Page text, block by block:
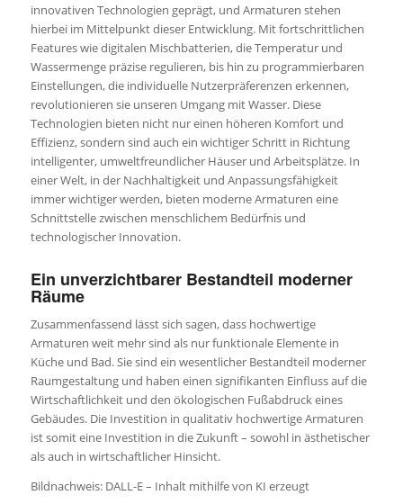
innovativen Technologien geprägt, und Armaturen stehen
hierbei im Mittelpunkt dieser Entwicklung. Mit fortschrittlichen
Features wie digitalen Mischbatterien, die Temperatur und
Wassermenge präzise regulieren, bis hin zu programmierbaren
Einstellungen, die individuelle Nutzerpräferenzen erkennen,
revolutionieren sie unseren Umgang mit Wasser. Diese
Technologien bieten nicht nur einen höheren Komfort und
Effizienz, sondern sind auch ein wichtiger Schritt in Richtung
intelligenter, umweltfreundlicher Häuser und Arbeitsplätze. In
einer Welt, in der Nachhaltigkeit und Anpassungsfähigkeit
immer wichtiger werden, bieten moderne Armaturen eine
Schnittstelle zwischen menschlichem Bedürfnis und
technologischer Innovation.
Ein unverzichtbarer Bestandteil moderner
Räume
Zusammenfassend lässt sich sagen, dass hochwertige
Armaturen weit mehr sind als nur funktionale Elemente in
Küche und Bad. Sie sind ein wesentlicher Bestandteil moderner
Raumgestaltung und haben einen signifikanten Einfluss auf die
Wirtschaftlichkeit und den ökologischen Fußabdruck eines
Gebäudes. Die Investition in qualitativ hochwertige Armaturen
ist somit eine Investition in die Zukunft – sowohl in ästhetischer
als auch in wirtschaftlicher Hinsicht.
Bildnachweis: DALL-E – Inhalt mithilfe von KI erzeugt